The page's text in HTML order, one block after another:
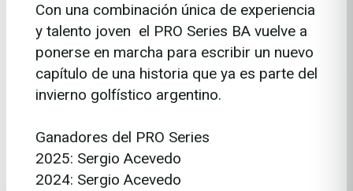
Con una combinación única de experiencia
y talento joven el PRO Series BA vuelve a
ponerse en marcha para escribir un nuevo
capítulo de una historia que ya es parte del
invierno golfístico argentino.
Ganadores del PRO Series
2025: Sergio Acevedo
2024: Sergio Acevedo